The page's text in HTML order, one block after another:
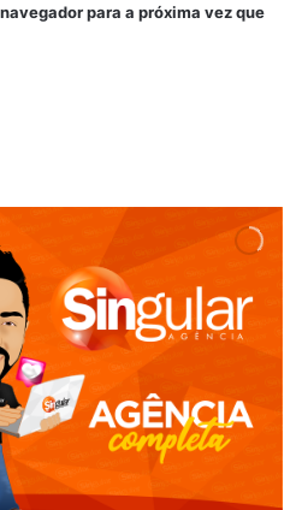
para a próxima vez que